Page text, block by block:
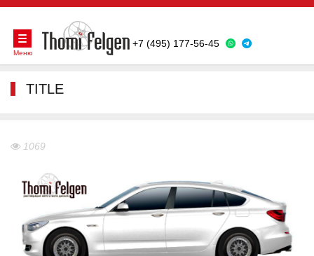
+7 (495) 177-56-45
Меню
TITLE
1069